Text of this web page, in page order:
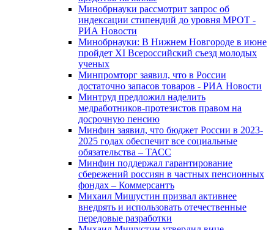
Минобрнауки рассмотрит запрос об
индексации стипендий до уровня МРОТ -
РИА Новости
Минобрнауки: В Нижнем Новгороде в июне
пройдет XI Всероссийский съезд молодых
ученых
Минпромторг заявил, что в России
достаточно запасов товаров - РИА Новости
Минтруд предложил наделить
медработников-протезистов правом на
досрочную пенсию
Минфин заявил, что бюджет России в 2023-
2025 годах обеспечит все социальные
обязательства – ТАСС
Минфин поддержал гарантирование
сбережений россиян в частных пенсионных
фондах – Коммерсантъ
Михаил Мишустин призвал активнее
внедрять и использовать отечественные
передовые разработки